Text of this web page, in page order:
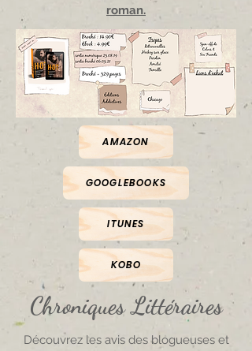
roman.
AMAZON
GOOGLEBOOKS
ITUNES
KOBO
ChroniquesLittéraires
Découvrez les avis des blogueuses et